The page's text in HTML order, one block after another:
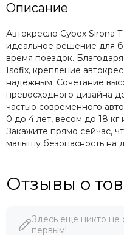
Описание
Автокресло Cybex Sirona
идеальное решение для
время поездок.
Isofix, крепление
надежным. Сочетание
превосходного дизайна
частью современного
0 до 4 лет, весом до 18 кг
Закажите прямо сейчас,
малышу безопасность на
Отзывы о
Здесь еще никто не
первым!